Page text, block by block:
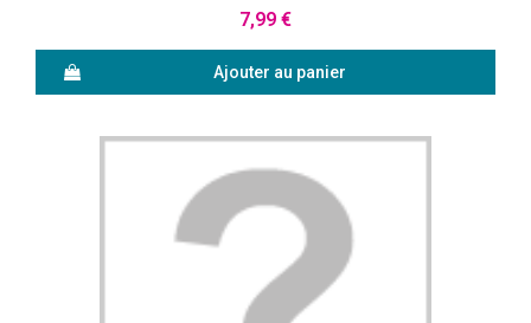
7,99 €
Ajouter au panier